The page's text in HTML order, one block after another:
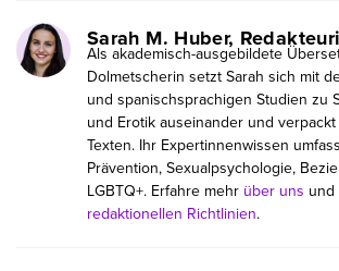
Sarah M. Huber,
Als akademisch-ausgebildete
Dolmetscherin setzt Sarah sich mit
und spanischsprachigen Studien zu
und Erotik auseinander und
Texten. Ihr Expertinnenwissen
Prävention, Sexualpsychologie,
LGBTQ+. Erfahre mehr über uns
redaktionellen Richtlinien.